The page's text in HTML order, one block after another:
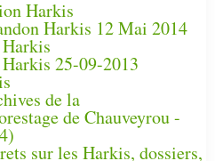
Harkis
Harkis 12 Mai 2014
25-09-2013
de la
de Chauveyrou -
sur les Harkis, dossiers,